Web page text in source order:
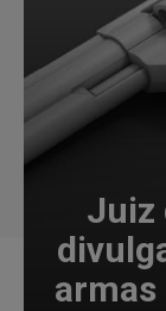
Juiz
armas